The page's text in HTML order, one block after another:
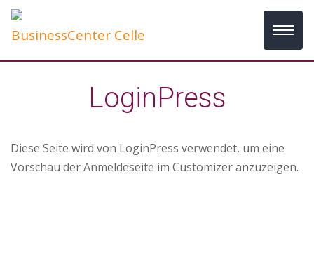
BusinessCenter Celle
LoginPress
Diese Seite wird von LoginPress verwendet, um eine
Vorschau der Anmeldeseite im Customizer anzuzeigen.